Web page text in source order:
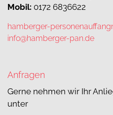
Mobil: 0172 6836622
hamberger-
info@hamberger-pan.de
Anfragen
Gerne nehmen wir Ihr
unter